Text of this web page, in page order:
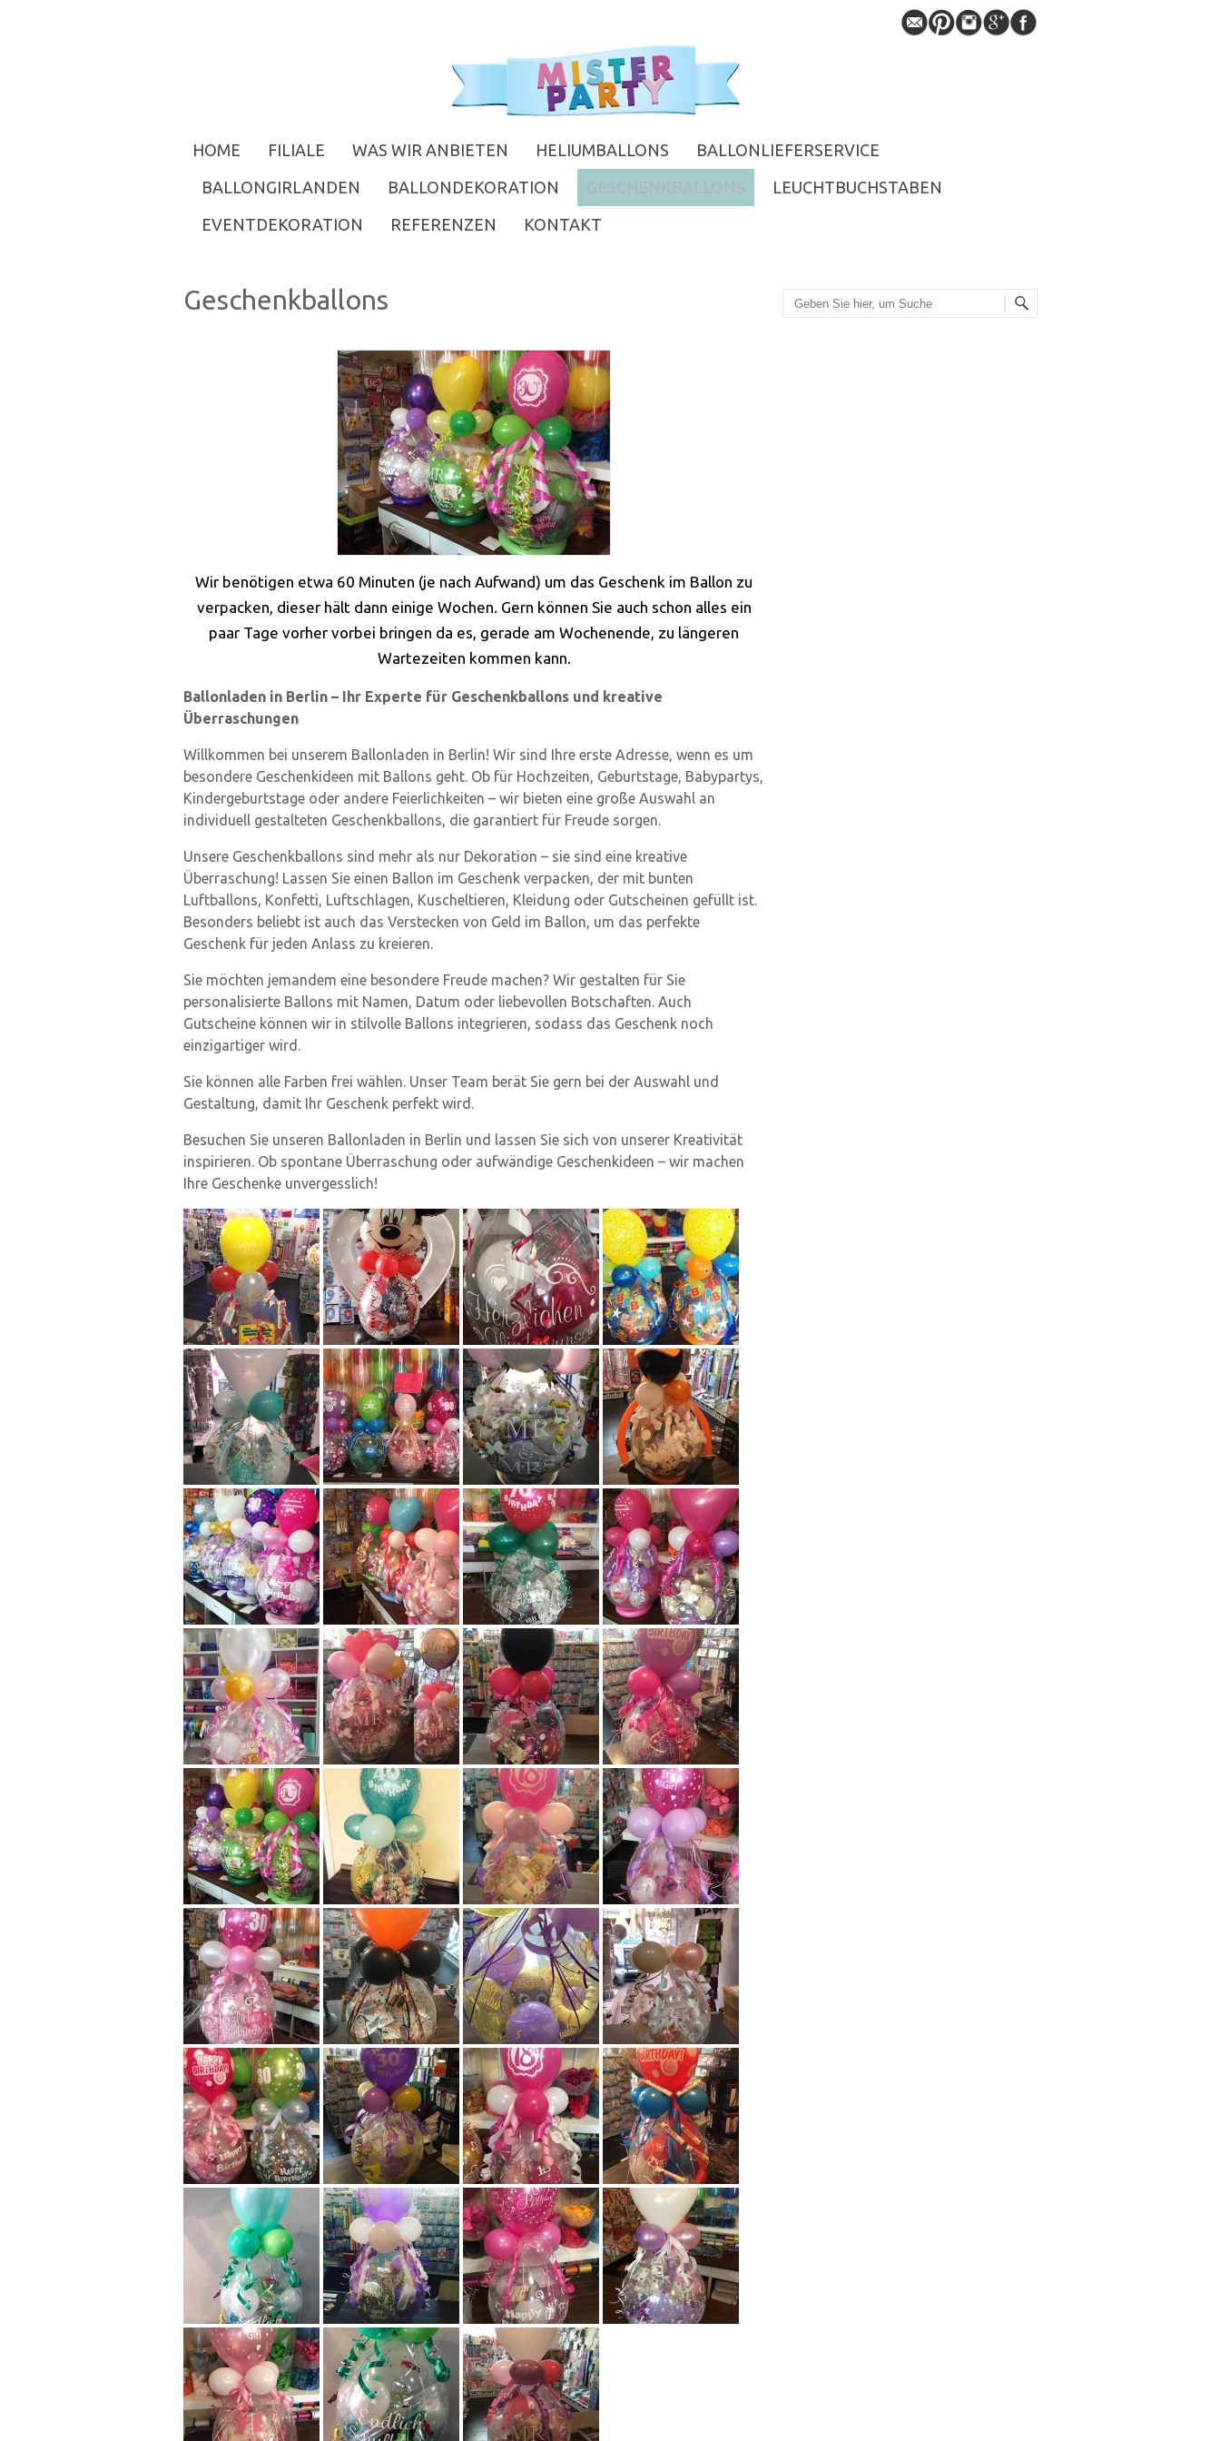
HOME FILIALE WAS WIR ANBIETEN HELIUMBALLONS BALLONLIEFERSERVICE
BALLONGIRLANDEN BALLONDEKORATION LEUCHTBUCHSTABEN
EVENTDEKORATION REFERENZEN KONTAKT
Geschenkballons
Wir benötigen etwa 60 Minuten (je nach Aufwand) um das Geschenk im Ballon zu
verpacken, dieser hält dann einige Wochen. Gern können Sie auch schon alles ein
paar Tage vorher vorbei bringen da es, gerade am Wochenende, zu längeren
Wartezeiten kommen kann.
Ballonladen in Berlin – Ihr Experte für Geschenkballons und kreative
Überraschungen
Willkommen bei unserem Ballonladen in Berlin! Wir sind Ihre erste Adresse, wenn es um
besondere Geschenkideen mit Ballons geht. Ob für Hochzeiten, Geburtstage, Babypartys,
Kindergeburtstage oder andere Feierlichkeiten – wir bieten eine große Auswahl an
individuell gestalteten Geschenkballons, die garantiert für Freude sorgen.
Unsere Geschenkballons sind mehr als nur Dekoration – sie sind eine kreative
Überraschung! Lassen Sie einen Ballon im Geschenk verpacken, der mit bunten
Luftballons, Konfetti, Luftschlagen, Kuscheltieren, Kleidung oder Gutscheinen gefüllt ist.
Besonders beliebt ist auch das Verstecken von Geld im Ballon, um das perfekte
Geschenk für jeden Anlass zu kreieren.
Sie möchten jemandem eine besondere Freude machen? Wir gestalten für Sie
personalisierte Ballons mit Namen, Datum oder liebevollen Botschaften. Auch
Gutscheine können wir in stilvolle Ballons integrieren, sodass das Geschenk noch
einzigartiger wird.
Sie können alle Farben frei wählen. Unser Team berät Sie gern bei der Auswahl und
Gestaltung, damit Ihr Geschenk perfekt wird.
Besuchen Sie unseren Ballonladen in Berlin und lassen Sie sich von unserer Kreativität
inspirieren. Ob spontane Überraschung oder aufwändige Geschenkideen – wir machen
Ihre Geschenke unvergesslich!
Suche